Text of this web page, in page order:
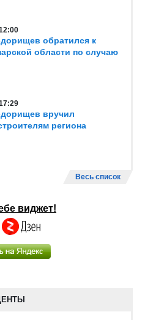
обратился к
области по случаю
вручил
региона
Весь список
виджет!